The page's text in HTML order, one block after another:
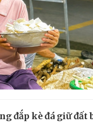
đắp kè đá giữ đất